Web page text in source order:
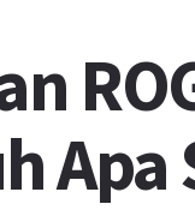
Apa